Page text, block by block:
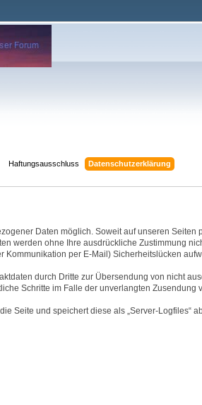
Haftungsausschluss Datenschutzerklärung
Daten möglich. Soweit auf unseren
werden ohne Ihre ausdrückliche Zustimmung
per E-Mail) Sicherheitslücken
durch Dritte zur Übersendung von nicht
Schritte im Falle der unverlangten Zusendung
Seite und speichert diese als „Server-Logfiles“